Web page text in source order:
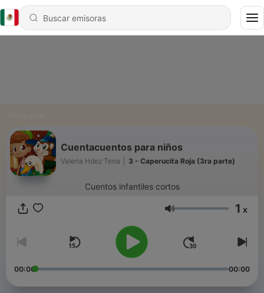
Cuentacuentos para niños
Valeria Hdez Tena 3 - Caperucita Roja (3ra parte)
Cuentos infantiles cortos
Volumen 1 x
00:00 00:00